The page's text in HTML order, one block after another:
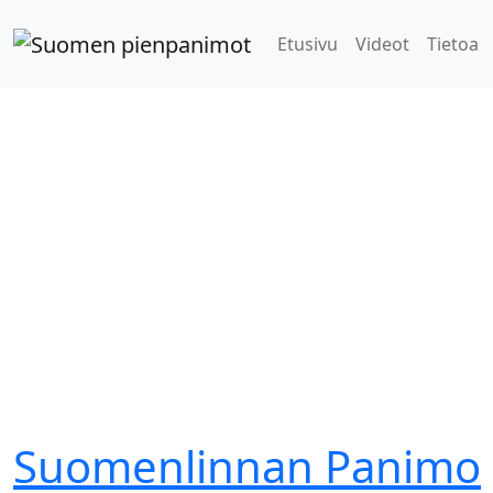
Etusivu Videot Tietoa
Suomenlinnan Panimo